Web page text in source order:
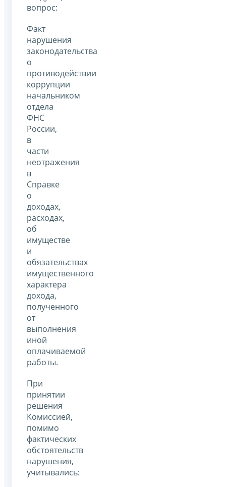
вопрос:
Факт
нарушения
законодательства
о
противодействии
коррупции
начальником
отдела
ФНС
России,
в
части
неотражения
в
Справке
о
доходах,
расходах,
об
имуществе
и
обязательствах
имущественного
характера
дохода,
полученного
от
выполнения
иной
оплачиваемой
работы.
При
принятии
решения
Комиссией,
помимо
фактических
обстоятельств
нарушения,
учитывались: